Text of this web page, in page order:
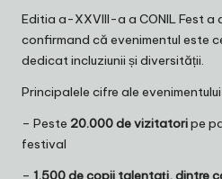
Editia a-XXVIII-a a CONIL Fest
confirmand că evenimentul este
dedicat incluziunii și diversității.
Principalele cifre ale
– Peste 20.000 de vizitatoripe
festival
– 1.500 de copii talentați, dintre